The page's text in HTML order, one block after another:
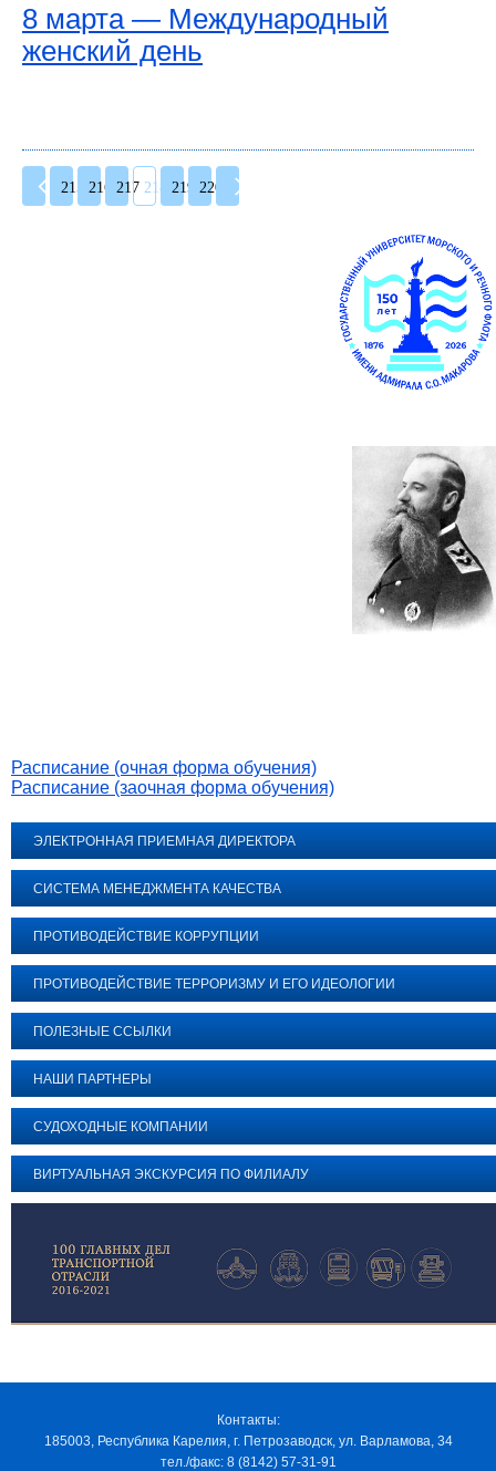
8 марта — Международный
женский день
215 216 217 218 219 220
Расписание (очная форма обучения)
Расписание (заочная форма обучения)
ЭЛЕКТРОННАЯ ПРИЕМНАЯ ДИРЕКТОРА
СИСТЕМА МЕНЕДЖМЕНТА КАЧЕСТВА
ПРОТИВОДЕЙСТВИЕ КОРРУПЦИИ
ПРОТИВОДЕЙСТВИЕ ТЕРРОРИЗМУ И ЕГО ИДЕОЛОГИИ
ПОЛЕЗНЫЕ ССЫЛКИ
НАШИ ПАРТНЕРЫ
СУДОХОДНЫЕ КОМПАНИИ
ВИРТУАЛЬНАЯ ЭКСКУРСИЯ ПО ФИЛИАЛУ
Контакты:
185003, Республика Карелия, г. Петрозаводск, ул. Варламова, 34
тел./факс: 8 (8142) 57-31-91